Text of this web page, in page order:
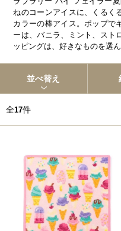
ねのコーンアイスに、くるく
カラーの棒アイス。ポップで
ーは、バニラ、ミント、スト
ッピングは、好きなものを選ん
並べ替え
全17件